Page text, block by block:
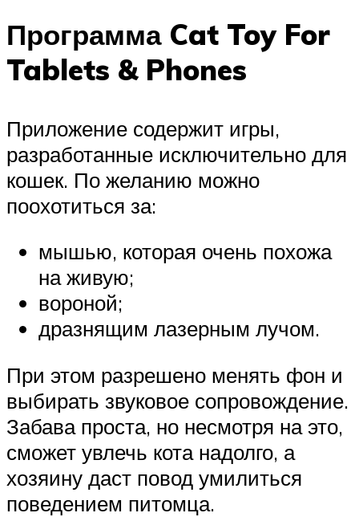
Программа Cat Toy For
Tablets & Phones
Приложение содержит игры,
разработанные исключительно для
кошек. По желанию можно
поохотиться за:
мышью, которая очень похожа
на живую;
вороной;
дразнящим лазерным лучом.
При этом разрешено менять фон и
выбирать звуковое сопровождение.
Забава проста, но несмотря на это,
сможет увлечь кота надолго, а
хозяину даст повод умилиться
поведением питомца.